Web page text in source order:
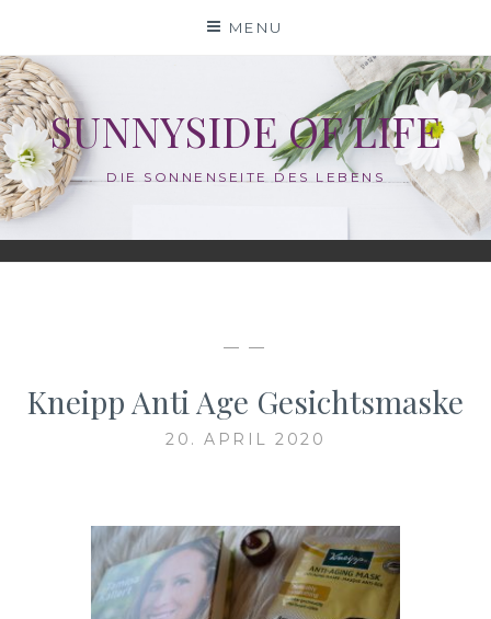
content
MENU
SUNNYSIDE OF LIFE
DIE SONNENSEITE DES LEBENS
— —
Kneipp Anti Age Gesichtsmaske
20. APRIL 2020